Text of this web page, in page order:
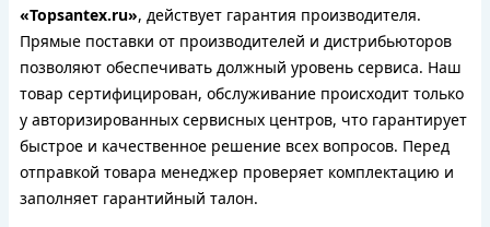
«Topsantex.ru», действует гарантия производителя.
Прямые поставки от производителей и дистрибьюторов
позволяют обеспечивать должный уровень сервиса. Наш
товар сертифицирован, обслуживание происходит только
у авторизированных сервисных центров, что гарантирует
быстрое и качественное решение всех вопросов. Перед
отправкой товара менеджер проверяет комплектацию и
заполняет гарантийный талон.